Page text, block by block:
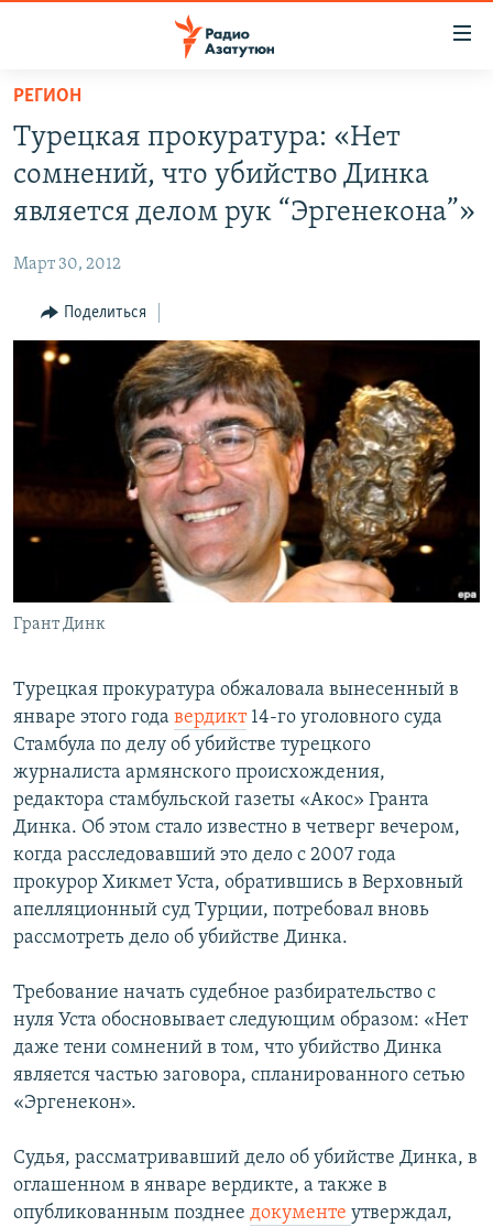
Перейти
основному
содержанию
основной
навигации
Перейти
поиску
НОВОСТИ
ЭКОНОМИКА
РЕГИОН
НАГОРНЫЙ КАРАБАХ
Հայերեն
Русский
Все сайты Радио Азатутюн
РЕГИОН
Турецкая прокуратура: «Нет
сомнений, что убийство Динка
является делом рук “Эргенекона”»
Март 30, 2012
Поделиться
Грант Динк
Турецкая прокуратура обжаловала вынесенный в
январе этого года вердикт14-го уголовного суда
Стамбула по делу об убийстве турецкого
журналиста армянского происхождения,
редактора стамбульской газеты «Акос» Гранта
Динка. Об этом стало известно в четверг вечером,
когда расследовавший это дело с 2007 года
прокурор Хикмет Уста, обратившись в Верховный
апелляционный суд Турции, потребовал вновь
рассмотреть дело об убийстве Динка.
Требование начать судебное разбирательство с
нуля Уста обосновывает следующим образом: «Нет
даже тени сомнений в том, что убийство Динка
является частью заговора, спланированного сетью
«Эргенекон».
Судья, рассматривавший дело об убийстве Динка, в
оглашенном в январе вердикте, а также в
опубликованным позднее документе утверждал,